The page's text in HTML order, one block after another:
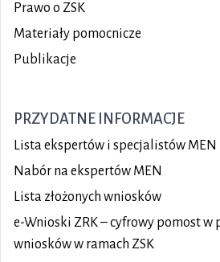
Prawo o ZSK
Materiały pomocnicze
Publikacje
PRZYDATNE INFORMACJE
Lista ekspertów i specjalistów MEN
Nabór na ekspertów MEN
Lista złożonych wniosków
e-Wnioski ZRK – cyfrowy pomost w
wniosków w ramach ZSK